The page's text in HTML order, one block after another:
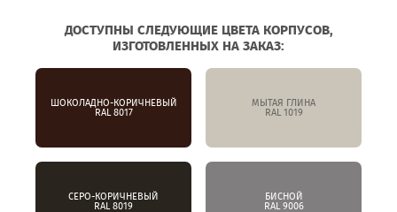
ДОСТУПНЫ СЛЕДУЮЩИЕ ЦВЕТА КОРПУСОВ,
ИЗГОТОВЛЕННЫХ НА ЗАКАЗ:
ШОКОЛАДНО-КОРИЧНЕВЫЙ
RAL 8017
МЫТАЯ ГЛИНА
RAL 1019
СЕРО-КОРИЧНЕВЫЙ
RAL 8019
БИСНОЙ
RAL 9006